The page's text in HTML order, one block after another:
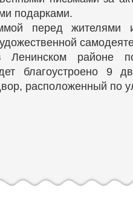
подарками.
перед жителями
районе
благоустроено 9
расположенный по